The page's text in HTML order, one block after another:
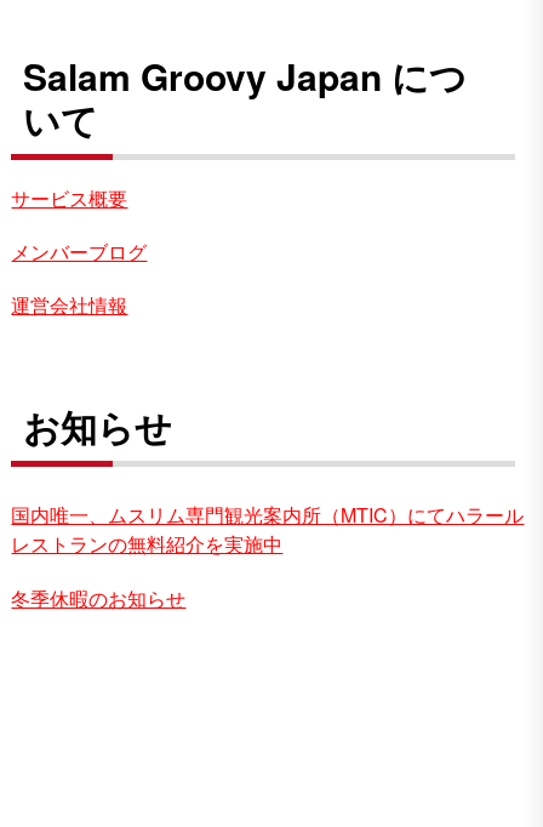
Salam Groovy Japan につ
いて
サービス概要
メンバーブログ
運営会社情報
お知らせ
国内唯一、ムスリム専門観光案内所（MTIC）にてハラール
レストランの無料紹介を実施中
冬季休暇のお知らせ